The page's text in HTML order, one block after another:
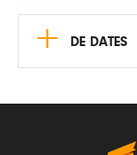
+ DE DATES